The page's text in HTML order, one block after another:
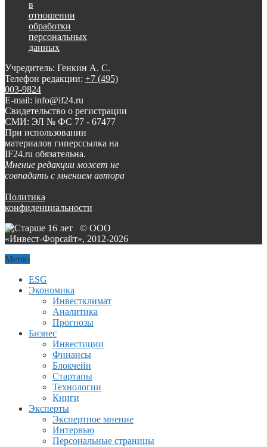
в
отношении
обработки
персональных
данных
Учредитель: Генкин А. С.
Телефон редакции: +7 (495)
003-9824
E-mail: info@if24.ru
Свидетельство о регистрации
СМИ: ЭЛ № ФС 77 - 67477
При использовании
материалов гиперссылка на
IF24.ru обязательна.
Мнение редакции может не
совпадать с мнением автора
Политика
конфиденциальности
© ООО
«Инвест-Форсайт», 2012-2026
Меню
ESG
Экономика
Инвестклимат
Аналитика
Прогнозы
Бизнес
Инвестиции
Финансы
Блокчейн
Стартапы
Технологии
Книги
Эксперты
Экспертное мнение
Интервью
Персональные страницы